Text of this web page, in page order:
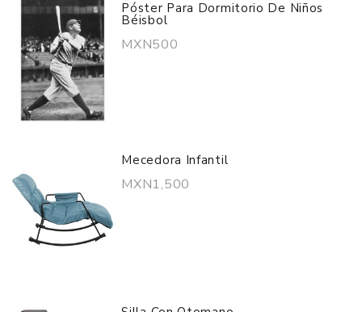
Póster Para Dormitorio De Niños
Béisbol
MXN500
Mecedora Infantil
MXN1,500